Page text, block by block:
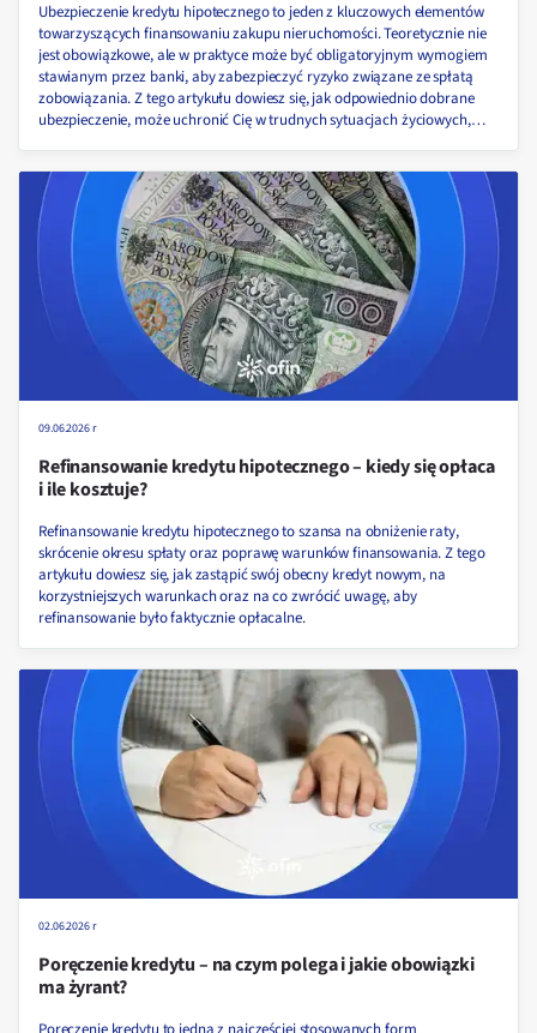
Ubezpieczenie kredytu hipotecznego to jeden z kluczowych elementów
towarzyszących finansowaniu zakupu nieruchomości. Teoretycznie nie
jest obowiązkowe, ale w praktyce może być obligatoryjnym wymogiem
stawianym przez banki, aby zabezpieczyć ryzyko związane ze spłatą
zobowiązania. Z tego artykułu dowiesz się, jak odpowiednio dobrane
ubezpieczenie, może uchronić Cię w trudnych sytuacjach życiowych,
09.06.2026 r
Refinansowanie kredytu hipotecznego – kiedy się opłaca
i ile kosztuje?
Refinansowanie kredytu hipotecznego to szansa na obniżenie raty,
skrócenie okresu spłaty oraz poprawę warunków finansowania. Z tego
artykułu dowiesz się, jak zastąpić swój obecny kredyt nowym, na
korzystniejszych warunkach oraz na co zwrócić uwagę, aby
refinansowanie było faktycznie opłacalne.
02.06.2026 r
Poręczenie kredytu – na czym polega i jakie obowiązki
ma żyrant?